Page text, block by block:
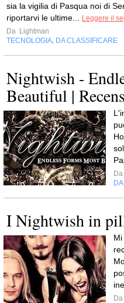
sia la vigilia di Pasqua noi di
riportarvi le ultime...
Leggere il
Da Lightman
TECNOLOGIA DA CLASSIFICARE
Nightwish -
Beautiful |
Da
I Nightwish in
Da